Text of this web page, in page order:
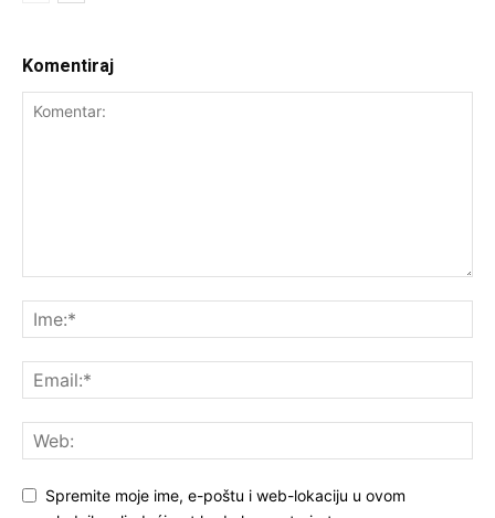
Komentiraj
Spremite moje ime, e-poštu i web-lokaciju u ovom